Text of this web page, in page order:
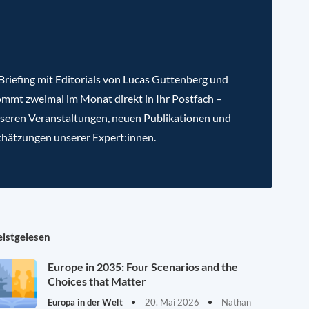
mit Editorials von Lucas Guttenberg und
zweimal im Monat direkt in Ihr Postfach –
Veranstaltungen, neuen Publikationen und
unserer Expert:innen.
Europe in 2035: Four Scenarios and the
Choices that Matter
Europa in der Welt 20. Mai 2026 Nathan